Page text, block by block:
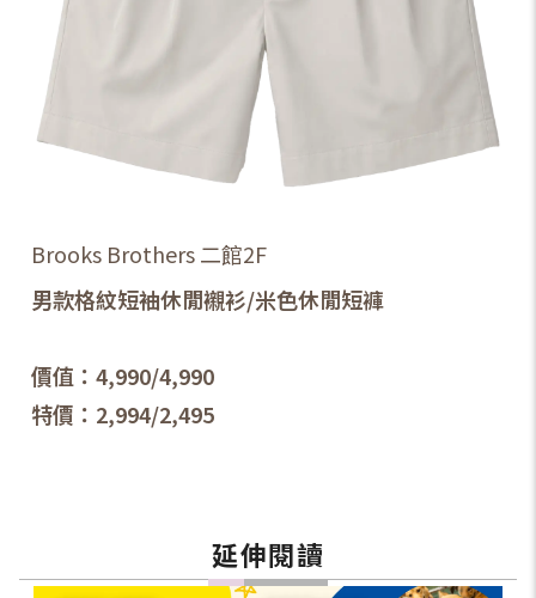
Brooks Brothers 二館2F
男款格紋短袖休閒襯衫/米色休閒短褲
價值：4,990/4,990
特價：2,994/2,495
延伸閱讀